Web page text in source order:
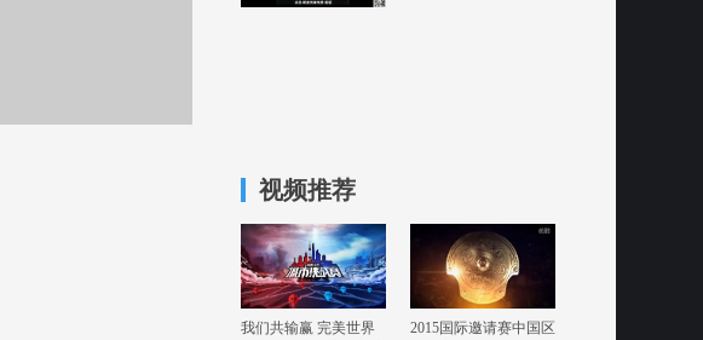
视频推荐
我们共输赢 完美世界
2015国际邀请赛中国区